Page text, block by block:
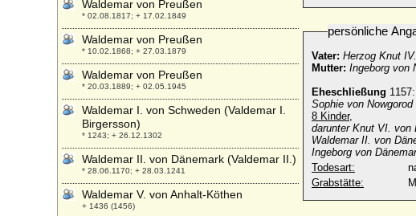
persönliche
Vater: Herzog Knut
Mutter: Ingeborg von
Eheschließung 1157:
Sophie von
8 Kinder,
darunter Knut VI. von
Waldemar II. von
Ingeborg von
Todesart:
Grabstätte:
Waldemar von Preußen
* 02.08.1817; + 17.02.1849
Waldemar von Preußen
* 10.02.1868; + 27.03.1879
Waldemar von Preußen
* 20.03.1889; + 02.05.1945
Waldemar I. von Schweden (Valdemar I.
Birgersson)
* 1243; + 26.12.1302
Waldemar II. von Dänemark (Valdemar II.)
* 28.06.1170; + 28.03.1241
Waldemar V. von Anhalt-Köthen
+ 1436 (1456)